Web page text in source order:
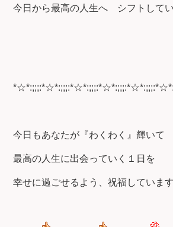
今日から最高の人生へ シフトして
今日もあなたが『わくわく』輝いて
最高の人生に出会っていく１日を
幸せに過ごせるよう、祝福しています